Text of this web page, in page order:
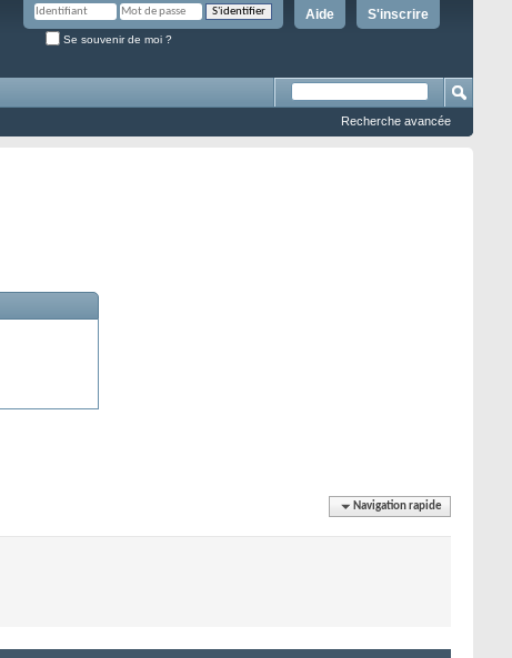
S'inscrire
Aide
Se souvenir de moi ?
Recherche avancée
Navigation rapide